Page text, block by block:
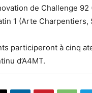
de Challenge
1 (Arte Charpentiers,
participeront à cinq
d’A4MT.